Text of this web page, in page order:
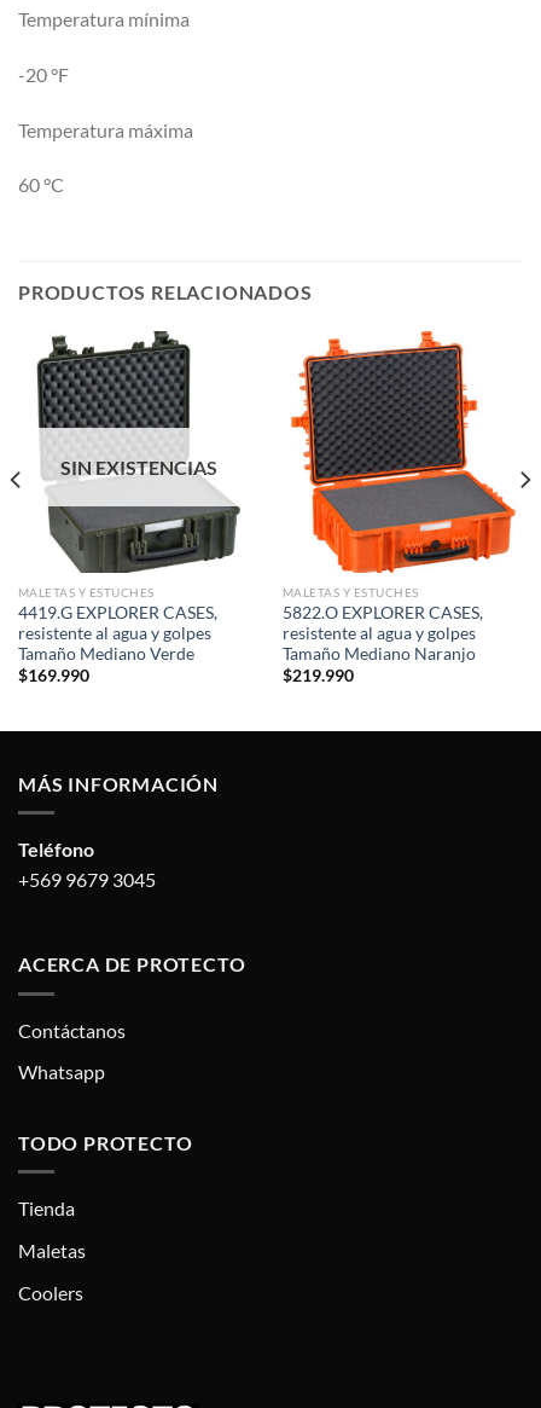
Temperatura mínima
-20 °F
Temperatura máxima
60 °C
PRODUCTOS RELACIONADOS
SIN EXISTENCIAS
MALETAS Y ESTUCHES
4419.G EXPLORER CASES,
resistente al agua y golpes
Tamaño Mediano Verde
$169.990
MALETAS Y ESTUCHES
5822.O EXPLORER CASES,
resistente al agua y golpes
Tamaño Mediano Naranjo
$219.990
MÁS INFORMACIÓN
Teléfono
+569 9679 3045
ACERCA DE PROTECTO
Contáctanos
Whatsapp
TODO PROTECTO
Tienda
Maletas
Coolers